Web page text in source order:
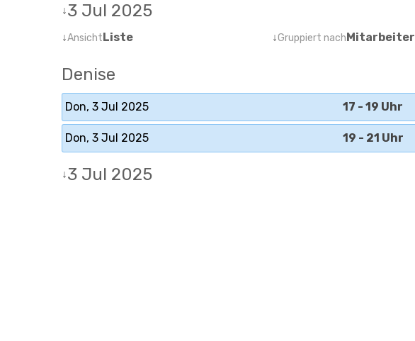
↓3 Jul 2025
↓AnsichtListe ↓Gruppiert nachMitarbeiter
Denise
Don, 3 Jul 2025 17 - 19 Uhr
Don, 3 Jul 2025 19 - 21 Uhr
↓3 Jul 2025